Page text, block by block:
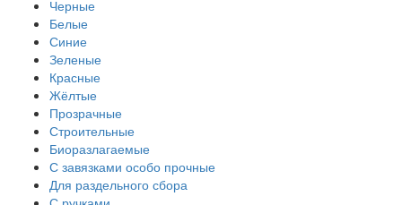
Черные
Белые
Синие
Зеленые
Красные
Жёлтые
Прозрачные
Строительные
Биоразлагаемые
С завязками особо прочные
Для раздельного сбора